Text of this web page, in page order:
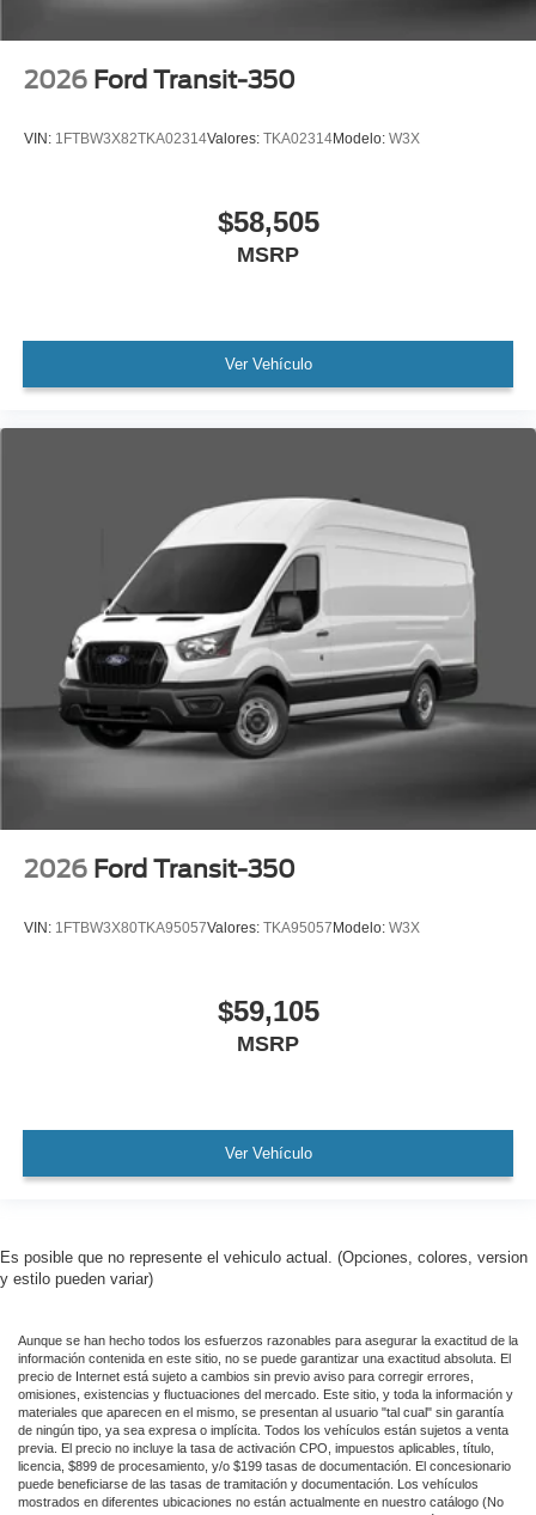
2026 Ford Transit-350
VIN: 1FTBW3X82TKA02314Valores: TKA02314Modelo: W3X
$58,505
MSRP
Ver Vehículo
2026 Ford Transit-350
VIN: 1FTBW3X80TKA95057Valores: TKA95057 Modelo: W3X
$59,105
MSRP
Ver Vehículo
Es posible que no represente el vehiculo actual. (Opciones, colores, version
y estilo pueden variar)
Aunque se han hecho todos los esfuerzos razonables para asegurar la exactitud de la
información contenida en este sitio, no se puede garantizar una exactitud absoluta. El
precio de Internet está sujeto a cambios sin previo aviso para corregir errores,
omisiones, existencias y fluctuaciones del mercado. Este sitio, y toda la información y
materiales que aparecen en el mismo, se presentan al usuario "tal cual" sin garantía
de ningún tipo, ya sea expresa o implícita. Todos los vehículos están sujetos a venta
previa. El precio no incluye la tasa de activación CPO, impuestos aplicables, título,
licencia, $899 de procesamiento, y/o $199 tasas de documentación. El concesionario
puede beneficiarse de las tasas de tramitación y documentación. Los vehículos
mostrados en diferentes ubicaciones no están actualmente en nuestro catálogo (No